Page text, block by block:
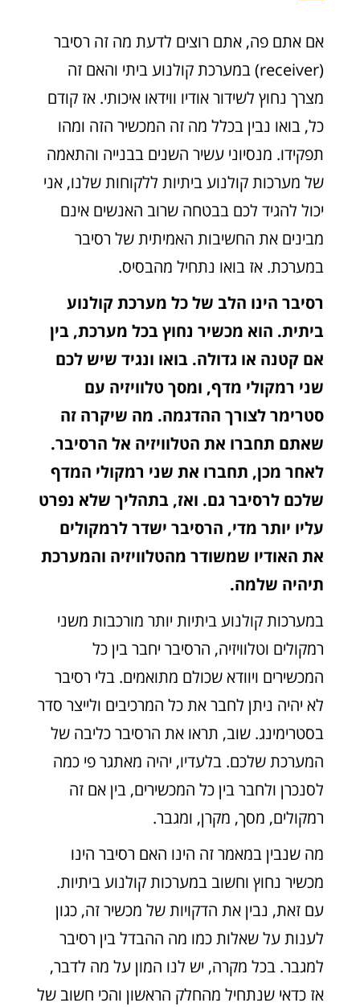
אם אתם פה, אתם רוצים לדעת מה זה רסיבר
(receiver) במערכת קולנוע ביתי והאם זה
מצרך נחוץ לשידור אודיו ווידאו איכותי. אז קודם
כל, בואו נבין בכלל מה זה המכשיר הזה ומהו
תפקידו. מנסיוני עשיר השנים בבנייה והתאמה
של מערכות קולנוע ביתיות ללקוחות שלנו, אני
יכול להגיד לכם בבטחה שרוב האנשים אינם
מבינים את החשיבות האמיתית של רסיבר
במערכת. אז בואו נתחיל מהבסיס.
רסיבר הינו הלב של כל מערכת קולנוע
ביתית. הוא מכשיר נחוץ בכל מערכת, בין
אם קטנה או גדולה. בואו ונגיד שיש לכם
שני רמקולי מדף, ומסך טלוויזיה עם
סטרימר לצורך ההדגמה. מה שיקרה זה
שאתם תחברו את הטלוויזיה אל הרסיבר.
לאחר מכן, תחברו את שני רמקולי המדף
שלכם לרסיבר גם. ואז, בתהליך שלא נפרט
עליו יותר מדי, הרסיבר ישדר לרמקולים
את האודיו שמשודר מהטלוויזיה והמערכת
תיהיה שלמה.
במערכות קולנוע ביתיות יותר מורכבות משני
רמקולים וטלוויזיה, הרסיבר יחבר בין כל
המכשירים ויוודא שכולם מתואמים. בלי רסיבר
לא יהיה ניתן לחבר את כל המרכיבים ולייצר סדר
בסטרימינג. שוב, תראו את הרסיבר כליבה של
המערכת שלכם. בלעדיו, יהיה מאתגר פי כמה
לסנכרן ולחבר בין כל המכשירים, בין אם זה
רמקולים, מסך, מקרן, ומגבר.
מה שנבין במאמר זה הינו האם רסיבר הינו
מכשיר נחוץ וחשוב במערכות קולנוע ביתיות.
עם זאת, נבין את הדקויות של מכשיר זה, כגון
לענות על שאלות כמו מה ההבדל בין רסיבר
למגבר. בכל מקרה, יש לנו המון על מה לדבר,
אז כדאי שנתחיל מהחלק הראשון והכי חשוב של